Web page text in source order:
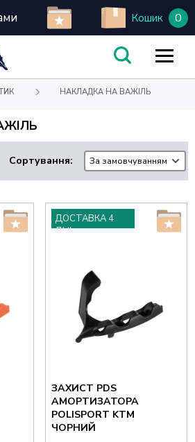
Кошик 0
НАКЛАДКА НА ВАЖІЛЬ
Сортування: За замовчуванням
ДОСТАВКА 4
ДНІ
ЗАХИСТ PDS
АМОРТИЗАТОРА
POLISPORT KTM
ЧОРНИЙ